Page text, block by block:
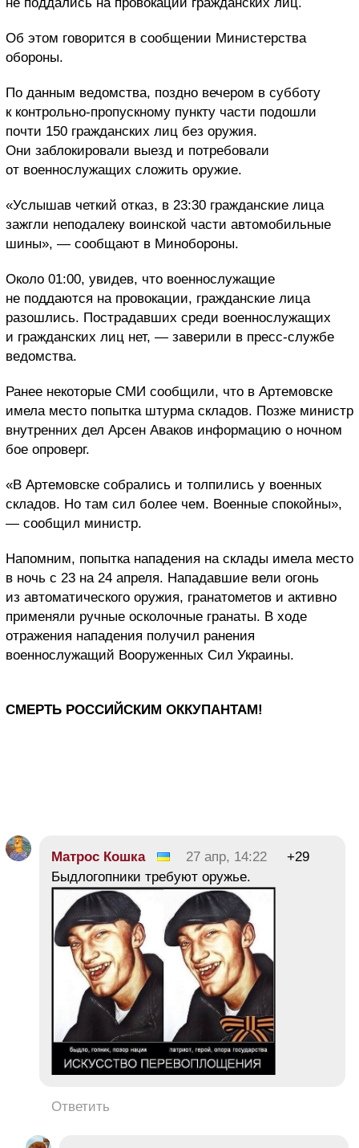
Об этом говорится в сообщении Министерства
обороны.
По данным ведомства, поздно вечером в субботу
к контрольно-пропускному пункту части подошли
почти 150 гражданских лиц без оружия.
Они заблокировали выезд и потребовали
от военнослужащих сложить оружие.
«Услышав четкий отказ, в 23:30 гражданские лица
зажгли неподалеку воинской части автомобильные
шины», — сообщают в Минобороны.
Около 01:00, увидев, что военнослужащие
не поддаются на провокации, гражданские лица
разошлись. Пострадавших среди военнослужащих
и гражданских лиц нет, — заверили в пресс-службе
ведомства.
Ранее некоторые СМИ сообщили, что в Артемовске
имела место попытка штурма складов. Позже министр
внутренних дел Арсен Аваков информацию о ночном
бое опроверг.
«В Артемовске собрались и толпились у военных
складов. Но там сил более чем. Военные спокойны»,
— сообщил министр.
Напомним, попытка нападения на склады имела место
в ночь с 23 на 24 апреля. Нападавшие вели огонь
из автоматического оружия, гранатометов и активно
применяли ручные осколочные гранаты. В ходе
отражения нападения получил ранения
военнослужащий Вооруженных Сил Украины.
СМЕРТЬ РОССИЙСКИМ ОККУПАНТАМ!
Матрос Кошка 27 апр, 14:22
+29
Быдлогопники требуют оружье.
Ответить